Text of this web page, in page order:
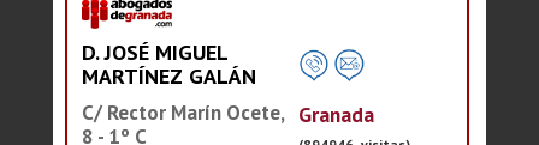
D. JOSÉ MIGUEL
MARTÍNEZ GALÁN
C/ Rector Marín Ocete,
8 - 1º C
Granada